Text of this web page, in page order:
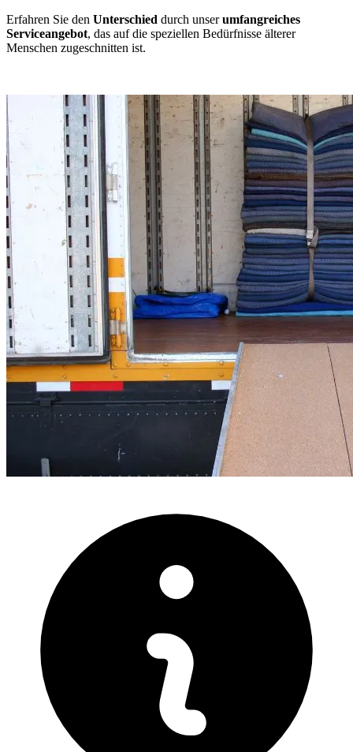
Erfahren Sie den Unterschied durch unserumfangreiches
Serviceangebot, das auf die speziellen Bedürfnisse älterer
Menschen zugeschnitten ist.